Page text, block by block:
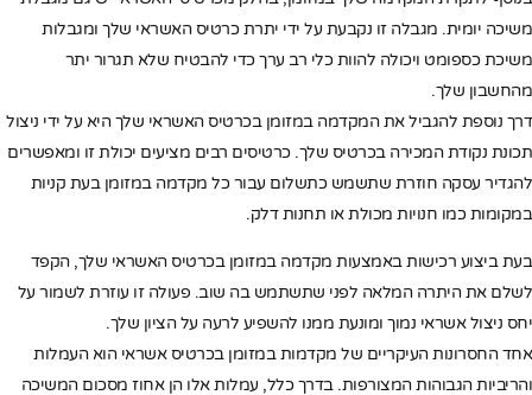
משיכה יומית. מגבלה זו נקבעת על ידי יתרת כרטיס האשראי שלך ומגבלות
משיכת כספומט ויכולה להוות כלי רב ערך כדי להבטיח שלא תגרור יתר
מהחשבון שלך.
דרך נוספת להגביל את המקדמה במזומן בכרטיס האשראי שלך היא על ידי ניצול
תכונת נקודת המכירה בכרטיס שלך. כרטיסים רבים מציעים יכולת זו ומאפשרים
להגדיר עסקה חוזרת שתשמש כתשלום עבור כל מקדמה במזומן בעת קניות
במקומות כמו חנויות מכולת או תחנות דלק.
בעת ביצוע רכישות באמצעות מקדמה במזומן בכרטיס האשראי שלך, הקפד
לשלם את היתרה המלאה לפני שתשתמש בה שוב. פעולה זו עוזרת לשמור על
יחס ניצול אשראי נמוך ומונעת ממנו להשפיע לרעה על הציון שלך.
אחד החסרונות העיקריים של מקדמות במזומן בכרטיס אשראי הוא העמלות
והריביות הגבוהות המצורפות. בדרך כלל, עמלות אלו הן אחוז מסכום המשיכה